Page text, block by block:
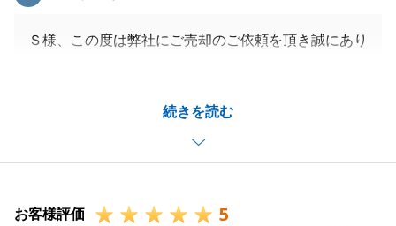
続きを読む
Ｓ様、この度は弊社にご売却のご依頼を頂き誠にあり
頂いたご意見につきまして、今後のお客様サービス向
上の参考にさせて頂きます。
ら、ご連絡頂けますと幸いです。
お客様評価 5